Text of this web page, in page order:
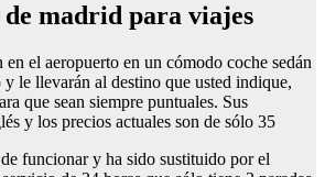
madrid para viajes
el aeropuerto en un cómodo coche sedán
le llevarán al destino que usted indique,
que sean siempre puntuales. Sus
y los precios actuales son de sólo 35
funcionar y ha sido sustituido por el